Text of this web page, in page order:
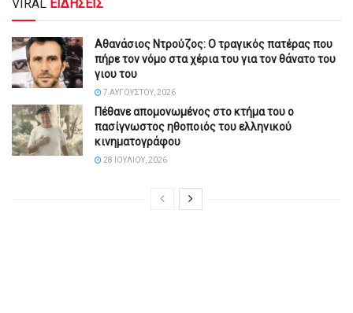
VIRAL ΕΙΔΗΣΕΙΣ
Αθανάσιος Ντρούζος: Ο τραγικός πατέρας που
πήρε τον νόμο στα χέρια του για τον θάνατο του
γιου του
7 ΑΥΓΟΎΣΤΟΥ, 2026
Πέθανε απομονωμένος στο κτήμα του ο
πασίγνωστος ηθοποιός του ελληνικού
κινηματογράφου
28 ΙΟΥΛΊΟΥ, 2026